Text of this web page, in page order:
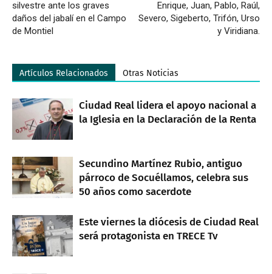
silvestre ante los graves
daños del jabalí en el Campo
de Montiel
Enrique, Juan, Pablo, Raúl,
Severo, Sigeberto, Trifón, Urso
y Viridiana.
Artículos Relacionados Otras Noticias
Ciudad Real lidera el apoyo nacional a
la Iglesia en la Declaración de la Renta
Secundino Martínez Rubio, antiguo
párroco de Socuéllamos, celebra sus
50 años como sacerdote
Este viernes la diócesis de Ciudad Real
será protagonista en TRECE Tv